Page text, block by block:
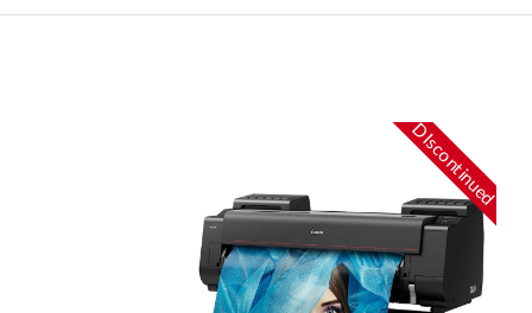
DIscontinued